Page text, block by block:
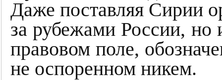
Даже поставляя Сирии
за рубежами России, но
правовом поле,
не оспоренном никем.